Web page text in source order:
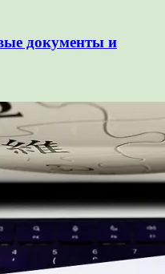
документы и